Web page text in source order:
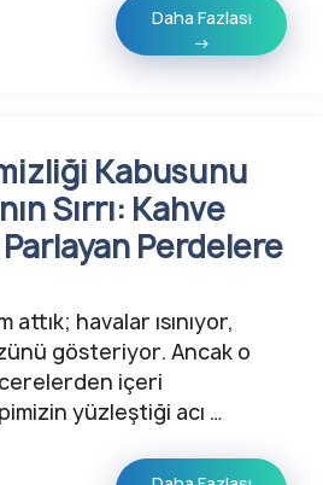
Daha Fazlası
→
Kabusunu
Sırrı: Kahve
Perdelere
attık; havalar ısınıyor,
gösteriyor. Ancak o
içeri
yüzleştiği acı …